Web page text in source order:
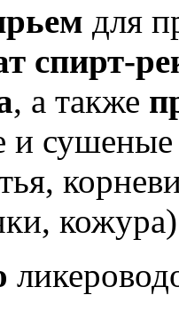
для
спирт-
, а также
и